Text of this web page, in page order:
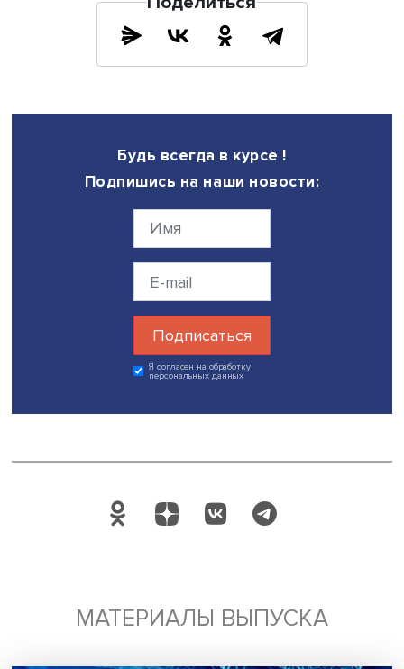
Департамент транспорта утверждал: «Номера
изменят — будет легко их запомнить и
Однако поставленные перед фактом горожане
авторы реформы не знакомы с реальностью, а
нельзя назвать удобной для школьников и
комфорт передвижения, полагают Анна Стрельникова и
Тамара Веригина.
реализации концепции умного города и устойчивого
урбанизма, если рассматривать первое только с
появилось больше возможностей получать цифровые
интернет в общественных местах доступен, строятся
привлекательной застройкой.
Однако в российской практике наблюдается разрыв
жизни. «Удобный» город, считают авторы, при
психологического комфорта горожан.
Детальный анализ субъективных представлений
удобстве районов, города и их цифровых сервисов
резюмируют Анна Стрельникова и Тамара Веригина.